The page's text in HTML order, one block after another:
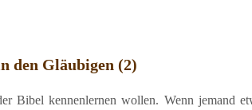
den Gläubigen (2)
Bibel kennenlernen wollen. Wenn jemand